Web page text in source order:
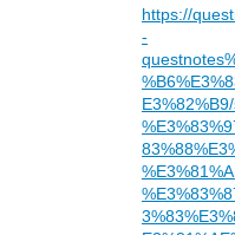
https://
-